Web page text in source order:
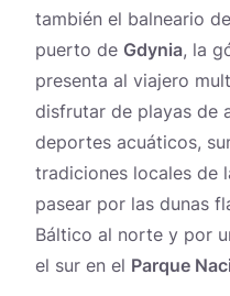
también el balneario de
puerto de Gdynia, la
presenta al viajero
disfrutar de playas de
deportes acuáticos,
tradiciones locales de
pasear por las dunas
Báltico al norte y por
el sur en el Parque